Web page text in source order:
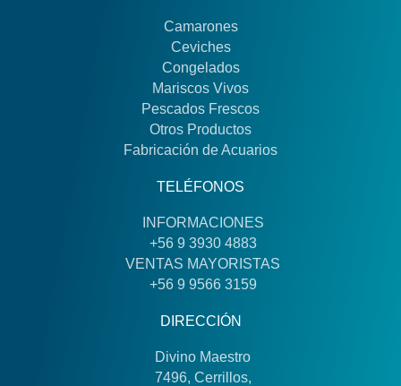
Camarones
Ceviches
Congelados
Mariscos Vivos
Pescados Frescos
Otros Productos
Fabricación de Acuarios
TELÉFONOS
INFORMACIONES
+56 9 3930 4883
VENTAS MAYORISTAS
+56 9 9566 3159
DIRECCIÓN
Divino Maestro
7496, Cerrillos,